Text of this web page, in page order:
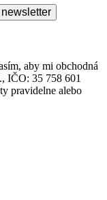
aby mi obchodná
35 758 601
pravidelne alebo